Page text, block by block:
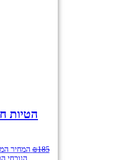
הטיות
₪185 המחיר